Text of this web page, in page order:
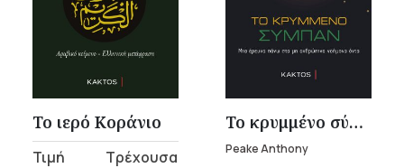
Το ιερό Κοράνιο
Original
Η
Το κρυμμένο σύμπαν
Peake Anthony